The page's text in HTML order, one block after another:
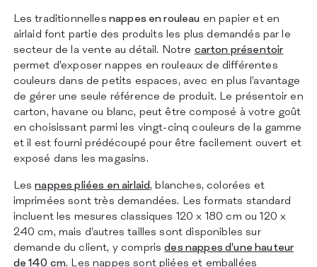
Les traditionnellesnappes en rouleau en papier et en
airlaid font partie des produits les plus demandés par le
secteur de la vente au détail. Notre carton présentoir
permet d’exposer nappes en rouleaux de différentes
couleurs dans de petits espaces, avec en plus l’avantage
de gérer une seule référence de produit. Le présentoir en
carton, havane ou blanc, peut être composé à votre goût
en choisissant parmi les vingt-cinq couleurs de la gamme
et il est fourni prédécoupé pour être facilement ouvert et
exposé dans les magasins.
Lesnappes pliées en airlaid, blanches, colorées et
imprimées sont très demandées. Les formats standard
incluent les mesures classiques 120 x 180 cm ou 120 x
240 cm, mais d’autres tailles sont disponibles sur
demande du client, y comprisdes nappes d’une hauteur
de 140 cm. Les nappes sont pliées et emballées